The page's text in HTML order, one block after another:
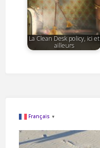
La Clean Desk policy, ici et
ailleurs
Français ▼